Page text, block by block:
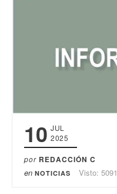
10 JUL
2025
por REDACCIÓN C
en NOTICIAS Visto: 5091